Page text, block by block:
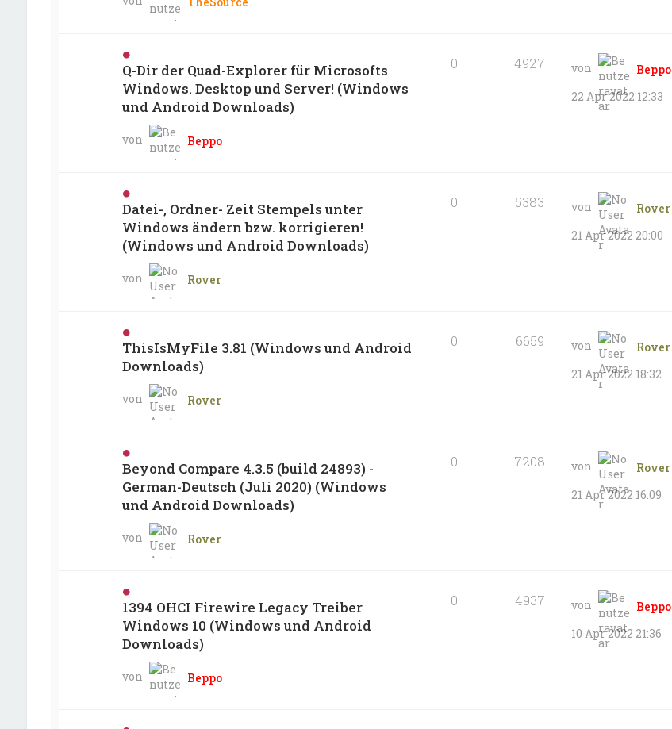
Q-Dir der Quad-Explorer für Microsofts
Windows. Desktop und Server! (Windows
und Android Downloads)
von Beppo
0 4927 von
Beppo
22 Apr 2022 12:33
Datei-, Ordner- Zeit Stempels unter
Windows ändern bzw. korrigieren!
(Windows und Android Downloads)
von Rover
0 5383 von
Rover
21 Apr 2022 20:00
ThisIsMyFile 3.81 (Windows und Android
Downloads)
von Rover
0 6659 von
Rover
21 Apr 2022 18:32
Beyond Compare 4.3.5 (build 24893) -
German-Deutsch (Juli 2020) (Windows
und Android Downloads)
von Rover
0 7208 von
Rover
21 Apr 2022 16:09
1394 OHCI Firewire Legacy Treiber
Windows 10 (Windows und Android
Downloads)
von Beppo
0 4937 von
Beppo
10 Apr 2022 21:36